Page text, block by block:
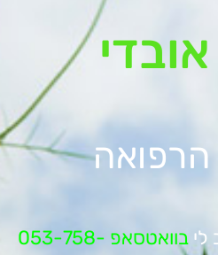
בוואטסאפ 053-758-